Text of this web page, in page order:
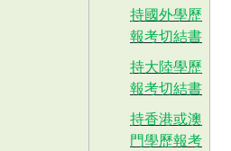
持國外學歷
報考切結書
持大陸學歷
報考切結書
持香港或澳
門學歷報考